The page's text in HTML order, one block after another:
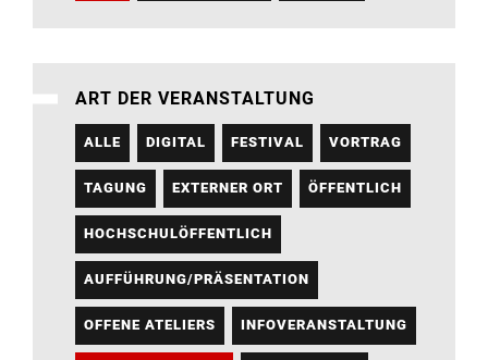
ART DER VERANSTALTUNG
ALLE DIGITAL FESTIVAL VORTRAG
TAGUNG EXTERNER ORT ÖFFENTLICH
HOCHSCHULÖFFENTLICH
AUFFÜHRUNG/PRÄSENTATION
OFFENE ATELIERS INFOVERANSTALTUNG